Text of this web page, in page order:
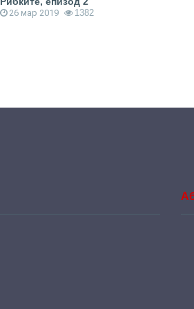
26 мар 2019 1382